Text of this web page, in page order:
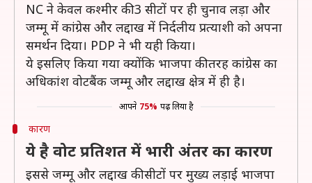
NC ने केवल कश्मीर की 3 सीटों पर ही चुनाव लड़ा और
जम्मू में कांग्रेस और लद्दाख में निर्दलीय प्रत्याशी को अपना
समर्थन दिया। PDP ने भी यही किया।
ये इसलिए किया गया क्योंकि भाजपा की तरह कांग्रेस का
अधिकांश वोटबैंक जम्मू और लद्दाख क्षेत्र में ही है।
आपने 75% पढ़ लिया है
कारण
ये है वोट प्रतिशत में भारी अंतर का कारण
इससे जम्मू और लद्दाख की सीटों पर मुख्य लड़ाई भाजपा